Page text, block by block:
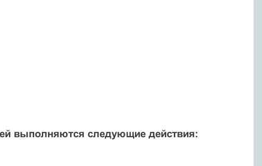
выполняются следующие действия: